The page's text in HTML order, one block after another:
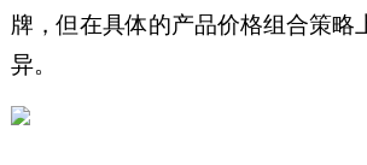
牌，但在具体的产品价格组合策略
异。